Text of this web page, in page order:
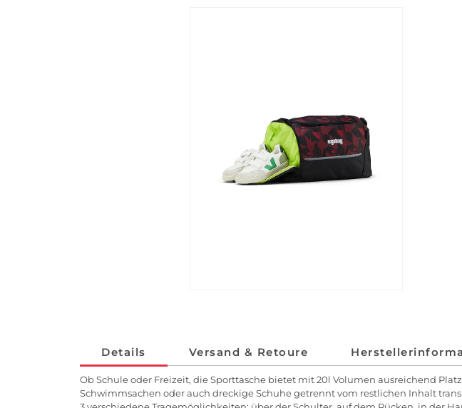
Details Versand & Retoure
Ob Schule oder Freizeit, die Sporttasche bietet mit 20l Volumen ausreichend
Schwimmsachen oder auch dreckige Schuhe getrennt vom restlichen Inhalt